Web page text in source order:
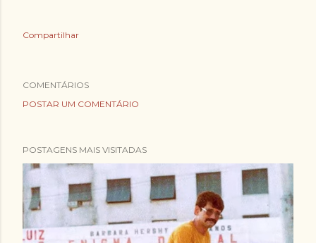
Compartilhar
COMENTÁRIOS
POSTAR UM COMENTÁRIO
POSTAGENS MAIS VISITADAS